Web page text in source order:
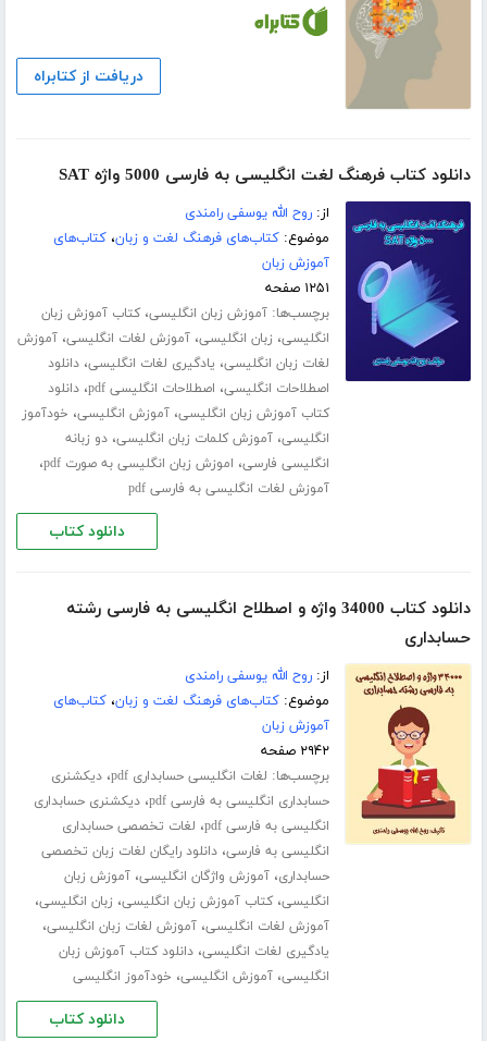
دریافت از کتابراه
دانلود کتاب فرهنگ لغت انگلیسی به فارسی 5000 واژه SAT
از:روح الله یوسفی رامندی
موضوع:کتاب‌های فرهنگ لغت و زبان،کتاب‌های
آموزش زبان
۱۲۵۱ صفحه
برچسب‌ها:آموزش زبان انگلیسی،کتاب آموزش زبان
انگلیسی، زبان انگلیسی،آموزش لغات انگلیسی،آموزش
لغات زبان انگلیسی، یادگیری لغات انگلیسی،دانلود
اصطلاحات انگلیسی، اصطلاحات انگلیسی pdf ،دانلود
کتاب آموزش زبان انگلیسی،آموزش انگلیسی، خودآموز
انگلیسی،آموزش کلمات زبان انگلیسی،دو زبانه
انگلیسی فارسی، اموزش زبان انگلیسی به صورت pdf ،
آموزش لغات انگلیسی به فارسی pdf
دانلود کتاب
دانلود کتاب 34000 واژه و اصطلاح انگلیسی به فارسی رشته
حسابداری
از:روح الله یوسفی رامندی
موضوع:کتاب‌های فرهنگ لغت و زبان،کتاب‌های
آموزش زبان
۲۹۴۲ صفحه
برچسب‌ها: لغات انگلیسی حسابداری pdf ،دیکشنری
حسابداری انگلیسی به فارسی pdf
،دیکشنری حسابداری
انگلیسی به فارسی pdf
، لغات تخصصی حسابداری
انگلیسی به فارسی،دانلود رایگان لغات زبان تخصصی
حسابداری،آموزش واژگان انگلیسی،آموزش زبان
انگلیسی،کتاب آموزش زبان انگلیسی، زبان انگلیسی،
آموزش لغات انگلیسی،آموزش لغات زبان انگلیسی،
یادگیری لغات انگلیسی،دانلود کتاب آموزش زبان
انگلیسی،آموزش انگلیسی، خودآموز انگلیسی
دانلود کتاب